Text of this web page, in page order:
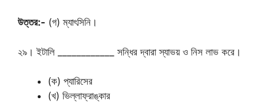
উত্তর:- (গ) ম্যাৎসিনি।
২৯। ইটালি ____________ সন্ধির দ্বারা স্যাভয় ও নিস লাভ করে।
(ক) প্যারিসের
(খ) ভিল্লাফ্রাঙ্কার